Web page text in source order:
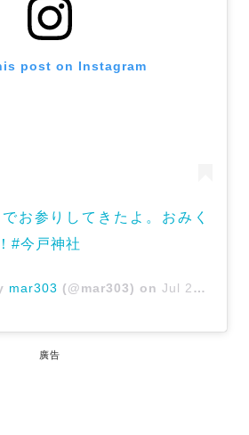
post on Instagram
お参りしてきたよ。おみく
#今戸神社
mar303 (@mar303) on Jul 23, 2017 at 8:28am PDT
廣告